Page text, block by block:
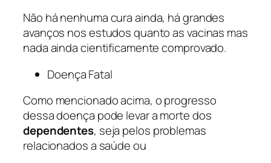
Não há nenhuma cura ainda, há grandes
avanços nos estudos quanto as vacinas mas
nada ainda cientificamente comprovado.
Doença Fatal
Como mencionado acima, o progresso
dessa doença pode levar a morte dos
dependentes, seja pelos problemas
relacionados a saúde ou